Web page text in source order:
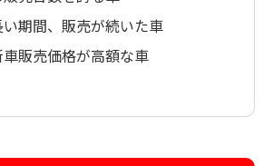
期間、販売が続いた車
販売価格が高額な車